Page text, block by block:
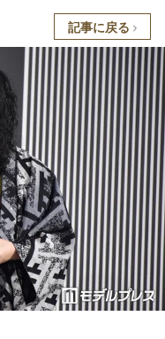
記事に戻る